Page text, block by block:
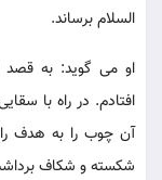
السلام برساند.
او می گوید: به قصد
افتادم. در راه با
آن چوب را به هدف
شکسته و شکاف